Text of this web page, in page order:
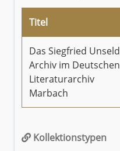
Titel
Das Siegfried Unseld
Archiv im Deutschen
Literaturarchiv
Marbach
Kollektionstypen